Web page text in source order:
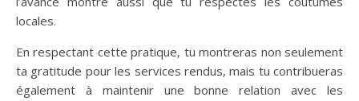
locales.
En respectant cette pratique, tu montreras non seulement
ta gratitude pour les services rendus, mais tu contribueras
également à maintenir une bonne relation avec les